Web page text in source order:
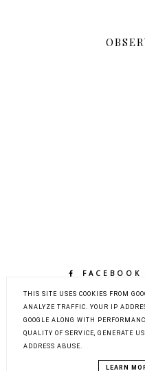
FACEBOOK
COPYRIGHT ©
BLOG
THIS SITE USES COOKIES FROM
ANALYZE TRAFFIC. YOUR IP
GOOGLE ALONG WITH
QUALITY OF SERVICE, GENERATE
ADDRESS ABUSE.
LEARN